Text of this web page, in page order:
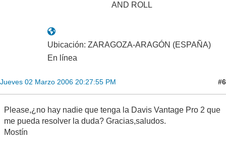
AND ROLL
Ubicación: ZARAGOZA-ARAGÓN (ESPAÑA)
En línea
Jueves 02 Marzo 2006 20:27:55 PM #6
Please,¿no hay nadie que tenga la Davis Vantage Pro 2 que
me pueda resolver la duda? Gracias,saludos.
Mostín